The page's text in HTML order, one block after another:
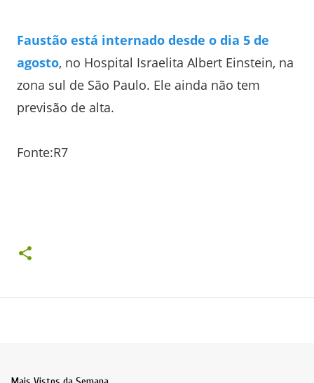
Faustão está internado desde o dia 5 de
agosto, no Hospital Israelita Albert Einstein, na
zona sul de São Paulo. Ele ainda não tem
previsão de alta.
Fonte:R7